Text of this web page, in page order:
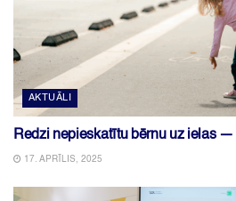
AKTUĀLI
Redzi nepieskatītu bērnu uz ielas
17. APRĪLIS, 2025